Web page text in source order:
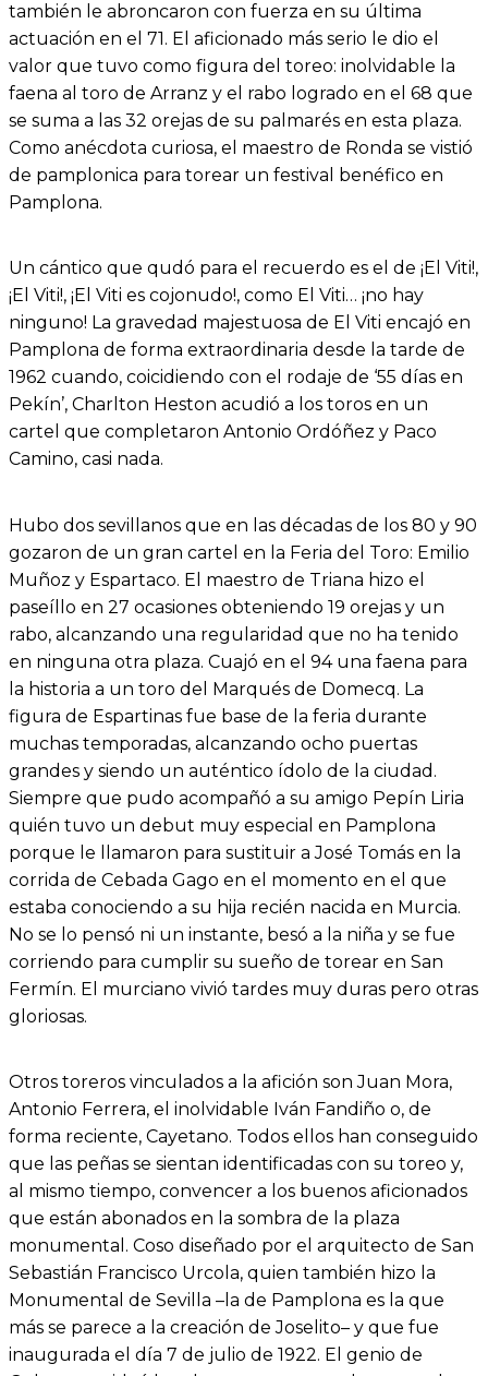
también le abroncaron con fuerza en su última
actuación en el 71. El aficionado más serio le dio el
valor que tuvo como figura del toreo: inolvidable la
faena al toro de Arranz y el rabo logrado en el 68 que
se suma a las 32 orejas de su palmarés en esta plaza.
Como anécdota curiosa, el maestro de Ronda se vistió
de pamplonica para torear un festival benéfico en
Pamplona.
Un cántico que qudó para el recuerdo es el de ¡El Viti!,
¡El Viti!, ¡El Viti es cojonudo!, como El Viti… ¡no hay
ninguno! La gravedad majestuosa de El Viti encajó en
Pamplona de forma extraordinaria desde la tarde de
1962 cuando, coicidiendo con el rodaje de ‘55 días en
Pekín’, Charlton Heston acudió a los toros en un
cartel que completaron Antonio Ordóñez y Paco
Camino, casi nada.
Hubo dos sevillanos que en las décadas de los 80 y 90
gozaron de un gran cartel en la Feria del Toro: Emilio
Muñoz y Espartaco. El maestro de Triana hizo el
paseíllo en 27 ocasiones obteniendo 19 orejas y un
rabo, alcanzando una regularidad que no ha tenido
en ninguna otra plaza. Cuajó en el 94 una faena para
la historia a un toro del Marqués de Domecq. La
figura de Espartinas fue base de la feria durante
muchas temporadas, alcanzando ocho puertas
grandes y siendo un auténtico ídolo de la ciudad.
Siempre que pudo acompañó a su amigo Pepín Liria
quién tuvo un debut muy especial en Pamplona
porque le llamaron para sustituir a José Tomás en la
corrida de Cebada Gago en el momento en el que
estaba conociendo a su hija recién nacida en Murcia.
No se lo pensó ni un instante, besó a la niña y se fue
corriendo para cumplir su sueño de torear en San
Fermín. El murciano vivió tardes muy duras pero otras
gloriosas.
Otros toreros vinculados a la afición son Juan Mora,
Antonio Ferrera, el inolvidable Iván Fandiño o, de
forma reciente, Cayetano. Todos ellos han conseguido
que las peñas se sientan identificadas con su toreo y,
al mismo tiempo, convencer a los buenos aficionados
que están abonados en la sombra de la plaza
monumental. Coso diseñado por el arquitecto de San
Sebastián Francisco Urcola, quien también hizo la
Monumental de Sevilla –la de Pamplona es la que
más se parece a la creación de Joselito– y que fue
inaugurada el día 7 de julio de 1922. El genio de